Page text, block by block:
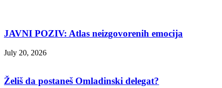
JAVNI POZIV: Atlas neizgovorenih emocija
July 20, 2026
Želiš da postaneš Omladinski delegat?